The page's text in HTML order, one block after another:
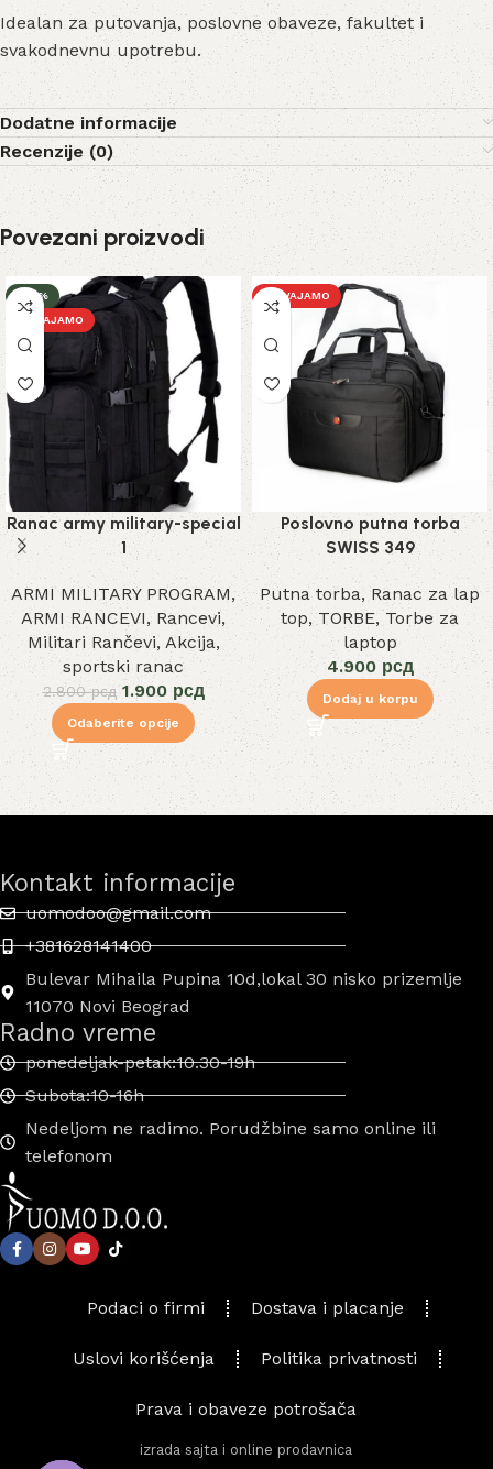
Idealan za putovanja, poslovne obaveze, fakultet i
svakodnevnu upotrebu.
Dodatne informacije
Recenzije (0)
Povezani proizvodi
-32%
IZDVAJAMO
Ranac army military-special
1
ARMI MILITARY PROGRAM,
ARMI RANCEVI,Rancevi,
Militari Rančevi, Akcija,
sportski ranac
2.800рсд 1.900 рсд
Odaberite opcije
IZDVAJAMO
Poslovno putna torba
SWISS 349
Putna torba,Ranac za lap
top,TORBE,Torbe za
laptop
4.900 рсд
Dodaj u korpu
Kontakt informacije
uomodoo@gmail.com
+381628141400
Bulevar Mihaila Pupina 10d,lokal 30 nisko prizemlje
11070 Novi Beograd
Radno vreme
ponedeljak-petak:10.30-19h
Subota:10-16h
Nedeljom ne radimo. Porudžbine samo online ili
telefonom
Podaci o firmi Dostava i placanje
Uslovi korišćenja Politika privatnosti
Prava i obaveze potrošača
izrada sajta i online prodavnica